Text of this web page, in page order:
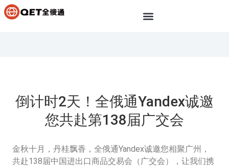
倒计时2天！全俄通Yandex诚邀
您共赴第138届广交会
金秋十月，丹桂飘香， 全俄通Yandex诚邀您相聚广州，
共赴138届中国进出口商品交易会（广交会），让我们携